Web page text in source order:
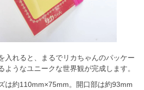
入れると、まるでリカちゃんのパッケー
ようなユニークな世界観が完成します。
は約110mm×75mm。開口部は約93mm